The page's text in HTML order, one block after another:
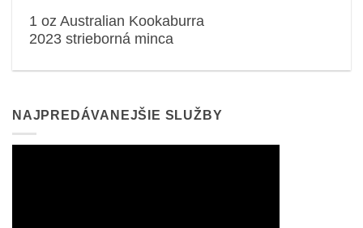
1 oz Australian Kookaburra
2023 strieborná minca
NAJPREDÁVANEJŠIE SLUŽBY